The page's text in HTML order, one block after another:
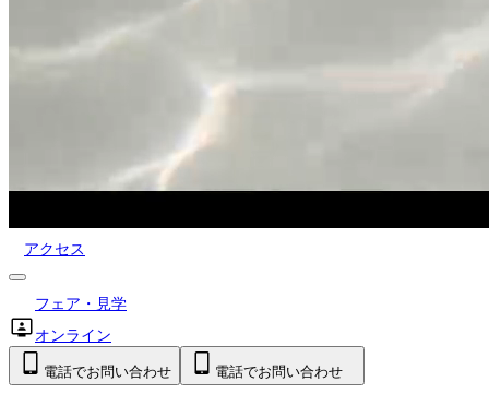
アクセス
フェア・見学
オンライン
電話でお問い合わせ 電話でお問い合わせ